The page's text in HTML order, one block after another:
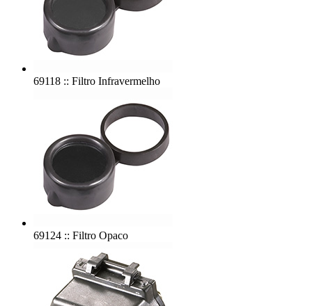
69118 :: Filtro Infravermelho
69124 :: Filtro Opaco